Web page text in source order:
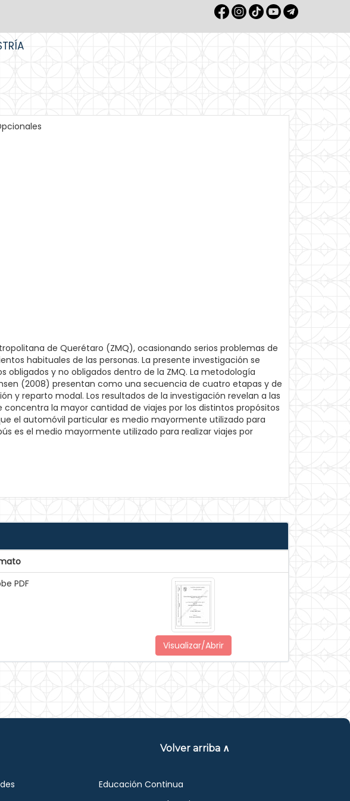
de Querétaro (ZMQ), ocasionando serios problemas de
habituales de las personas. La presente investigación se
y no obligados dentro de la ZMQ. La metodología
(2008) presentan como una secuencia de cuatro etapas y de
y reparto modal. Los resultados de la investigación revelan a las
la mayor cantidad de viajes por los distintos propósitos
el automóvil particular es medio mayormente utilizado para
es el medio mayormente utilizado para realizar viajes por
PDF
Visualizar/Abrir
Volver arriba ∧
Educación Continua